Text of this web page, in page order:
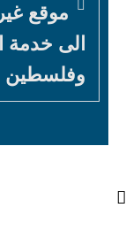
موقع
الى خدمة
وفلسطين